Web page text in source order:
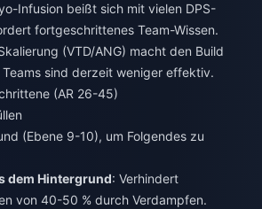
Infusion beißt sich mit vielen DPS-
fortgeschrittenes Team-Wissen.
(VTD/ANG) macht den Build
sind derzeit weniger effektiv.
(AR 26-45)
(Ebene 9-10), um Folgendes zu
dem Hintergrund: Verhindert
von 40-50 % durch Verdampfen.